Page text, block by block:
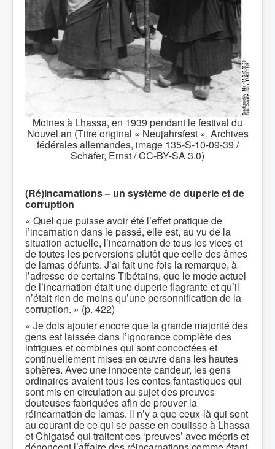
Moines à Lhassa, en 1939 pendant le festival du
Nouvel an (Titre original « Neujahrsfest », Archives
fédérales allemandes, image 135-S-10-09-39 /
Schäfer, Ernst / CC-BY-SA 3.0)
(Ré)incarnations – un système de duperie et de
corruption
« Quel que puisse avoir été l’effet pratique de
l’incarnation dans le passé, elle est, au vu de la
situation actuelle, l’incarnation de tous les vices et
de toutes les perversions plutôt que celle des âmes
de lamas défunts. J’ai fait une fois la remarque, à
l’adresse de certains Tibétains, que le mode actuel
de l’incarnation était une duperie flagrante et qu’il
n’était rien de moins qu’une personnification de la
corruption. » (p. 422)
« Je dois ajouter encore que la grande majorité des
gens est laissée dans l’ignorance complète des
intrigues et combines qui sont concoctées et
continuellement mises en œuvre dans les hautes
sphères. Avec une innocente candeur, les gens
ordinaires avalent tous les contes fantastiques qui
sont mis en circulation au sujet des preuves
douteuses fabriquées afin de prouver la
réincarnation de lamas. Il n’y a que ceux-là qui sont
au courant de ce qui se passe en coulisse à Lhassa
et Chigatsé qui traitent ces ‘preuves’ avec mépris et